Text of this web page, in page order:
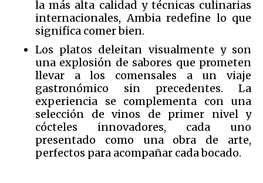
la más alta calidad y técnicas culinarias
internacionales, Ambia redefine lo que
significa comer bien.
Los platos deleitan visualmente y son
una explosión de sabores que prometen
llevar a los comensales a un viaje
gastronómico sin precedentes. La
experiencia se complementa con una
selección de vinos de primer nivel y
cócteles innovadores, cada uno
presentado como una obra de arte,
perfectos para acompañar cada bocado.